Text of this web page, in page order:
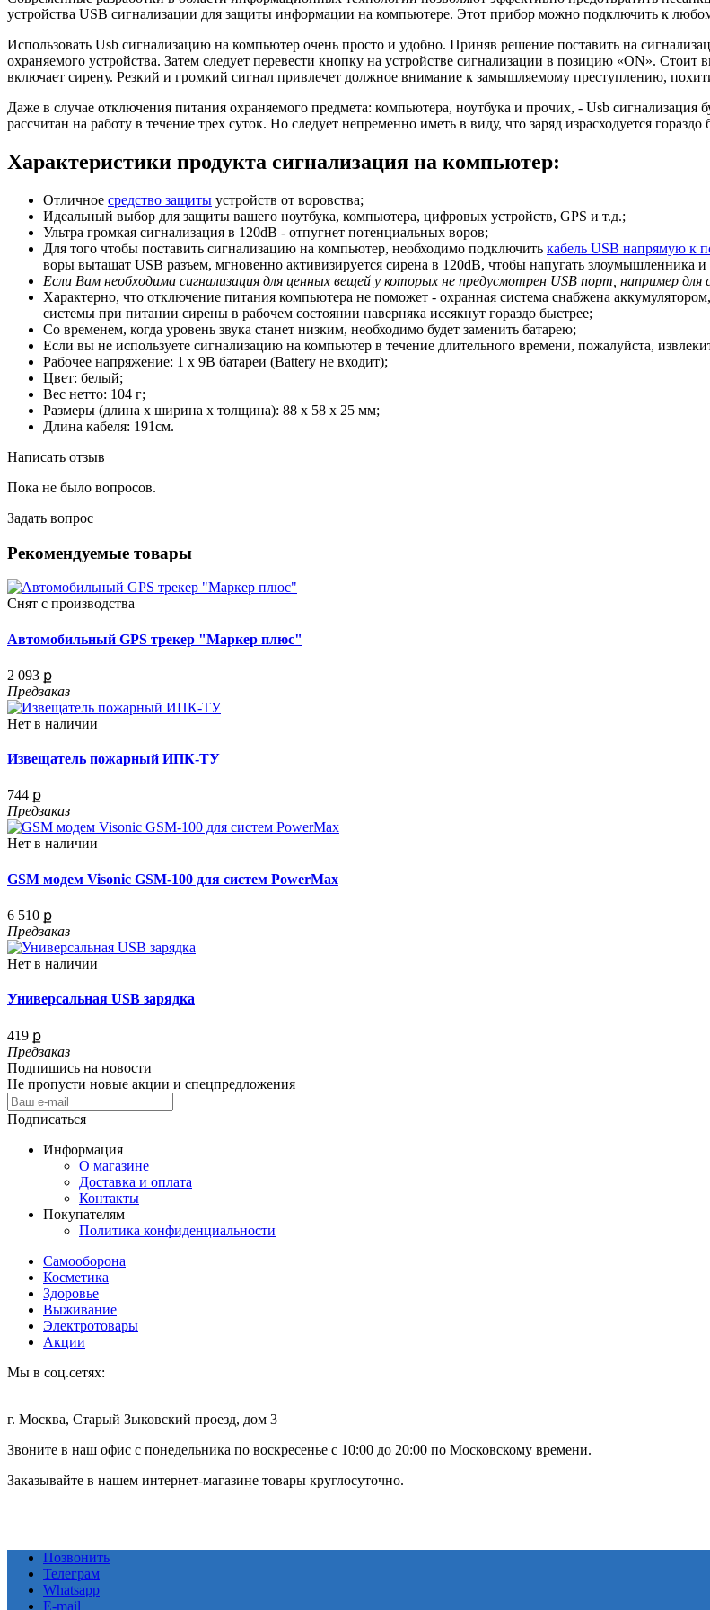
устройства USB сигнализации для защиты информации на компьютере. Этот прибор можно подключить к
Использовать Usb сигнализацию на компьютер очень просто и удобно. Приняв решение поставить на
охраняемого устройства. Затем следует перевести кнопку на устройстве сигнализации в позицию «ON».
включает сирену. Резкий и громкий сигнал привлечет должное внимание к замышляемому преступлению,
Даже в случае отключения питания охраняемого предмета: компьютера, ноутбука и прочих, - Usb сигнализация
рассчитан на работу в течение трех суток. Но следует непременно иметь в виду, что заряд израсходуется гораздо
Характеристики продукта сигнализация на компьютер:
Отличное средство защиты устройств от воровства;
Идеальный выбор для защиты вашего ноутбука, компьютера, цифровых устройств, GPS и т.д.;
Ультра громкая сигнализация в 120dB - отпугнет потенциальных воров;
Для того чтобы поставить сигнализацию на компьютер, необходимо подключить кабель USB напрямую к
воры вытащат USB разъем, мгновенно активизируется сирена в 120dB, чтобы напугать злоумышленника и
Если Вам необходима сигнализация для ценных вещей у которых не предусмотрен USB порт, например для
Характерно, что отключение питания компьютера не поможет - охранная система снабжена
системы при питании сирены в рабочем состоянии наверняка иссякнут гораздо быстрее;
Со временем, когда уровень звука станет низким, необходимо будет заменить батарею;
Если вы не используете сигнализацию на компьютер в течение длительного времени, пожалуйста,
Рабочее напряжение: 1 х 9В батареи (Battery не входит);
Цвет: белый;
Вес нетто: 104 г;
Размеры (длина х ширина х толщина): 88 х 58 х 25 мм;
Длина кабеля: 191см.
Написать отзыв
Пока не было вопросов.
Задать вопрос
Рекомендуемые товары
Снят с производства
Автомобильный GPS трекер "Маркер плюс"
2 093 ք
Предзаказ
Нет в наличии
Извещатель пожарный ИПК-ТУ
744 ք
Предзаказ
Нет в наличии
GSM модем Visonic GSM-100 для систем PowerMax
6 510 ք
Предзаказ
Нет в наличии
Универсальная USB зарядка
419 ք
Предзаказ
Подпишись на новости
Не пропусти новые акции и спецпредложения
Подписаться
Информация
О магазине
Доставка и оплата
Контакты
Покупателям
Политика конфиденциальности
Самооборона
Косметика
Здоровье
Выживание
Электротовары
Акции
Мы в соц.сетях:
г. Москва, Старый Зыковский проезд, дом 3
Звоните в наш офис с понедельника по воскресенье с 10:00 до 20:00 по Московскому времени.
Заказывайте в нашем интернет-магазине товары круглосуточно.
Позвонить
Телеграм
Whatsapp
E-mail